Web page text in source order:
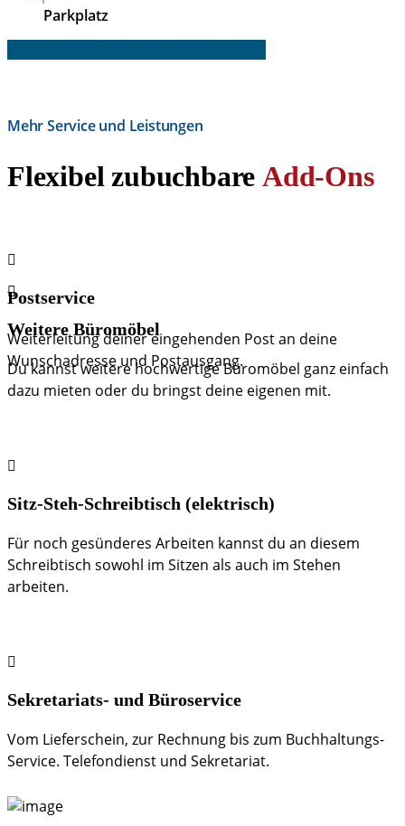
Parkplatz
Mehr Service und Leistungen
Flexibel zubuchbare Add-Ons
Postservice
Weiterleitung deiner eingehenden Post an deine
Wunschadresse und Postausgang.
Weitere Büromöbel
Du kannst weitere hochwertige Büromöbel ganz einfach
dazu mieten oder du bringst deine eigenen mit.
Sitz-Steh-Schreibtisch (elektrisch)
Für noch gesünderes Arbeiten kannst du an diesem
Schreibtisch sowohl im Sitzen als auch im Stehen
arbeiten.
Sekretariats- und Büroservice
Vom Lieferschein, zur Rechnung bis zum Buchhaltungs-
Service. Telefondienst und Sekretariat.